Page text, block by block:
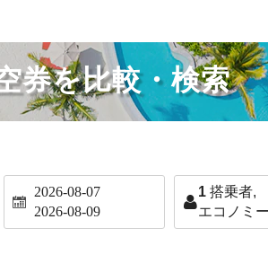
券を比較・検索
2026-08-07
2026-08-09
1 搭乗者,
エコノミー